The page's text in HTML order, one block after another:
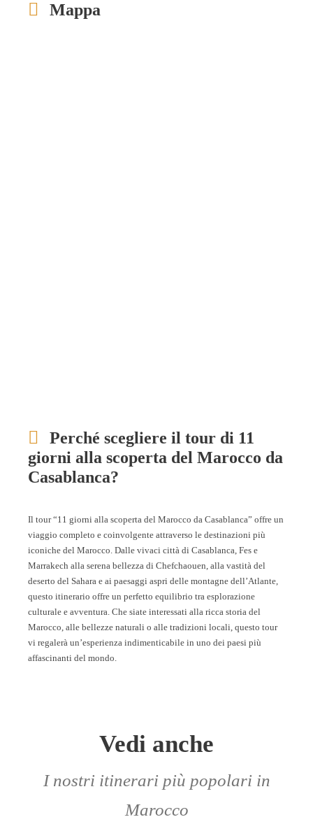
Mappa
Perché scegliere il tour di 11
giorni alla scoperta del Marocco da
Casablanca?
Il tour “11 giorni alla scoperta del Marocco da Casablanca” offre un
viaggio completo e coinvolgente attraverso le destinazioni più
iconiche del Marocco. Dalle vivaci città di Casablanca, Fes e
Marrakech alla serena bellezza di Chefchaouen, alla vastità del
deserto del Sahara e ai paesaggi aspri delle montagne dell’Atlante,
questo itinerario offre un perfetto equilibrio tra esplorazione
culturale e avventura. Che siate interessati alla ricca storia del
Marocco, alle bellezze naturali o alle tradizioni locali, questo tour
vi regalerà un’esperienza indimenticabile in uno dei paesi più
affascinanti del mondo.
Vedi anche
I nostri itinerari più popolari in
Marocco